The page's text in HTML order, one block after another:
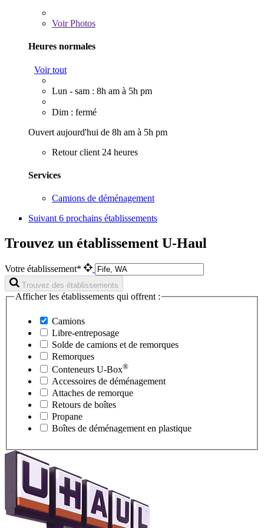
VoirPhotos
Heures normales
Voir tout
Lun - sam : 8h am à 5h pm
Dim : fermé
Ouvert aujourd'hui de 8h am à 5h pm
Retour client 24 heures
Services
Camions de déménagement
Suivant 6 prochains établissements
Trouvez un établissement U-Haul
Votre établissement*
Trouvez des établissements
Afficher les établissements qui offrent :
Camions
Libre-entreposage
Solde de camions et de remorques
Remorques
Conteneurs U-Box®
Accessoires de déménagement
Attaches de remorque
Retours de boîtes
Propane
Boîtes de déménagement en plastique